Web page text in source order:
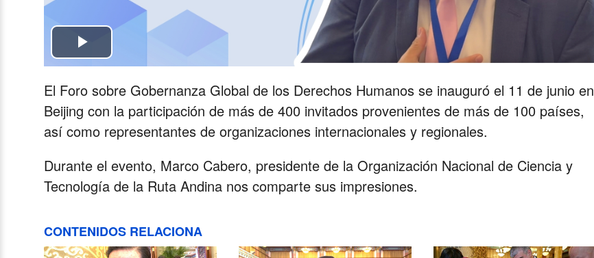
Play
Video
El Foro sobre Gobernanza Global de los Derechos Humanos se inauguró el 11 de junio en
Beijing con la participación de más de 400 invitados provenientes de más de 100 países,
así como representantes de organizaciones internacionales y regionales.
Durante el evento, Marco Cabero, presidente de la Organización Nacional de Ciencia y
Tecnología de la Ruta Andina nos comparte sus impresiones.
CONTENIDOS RELACIONA